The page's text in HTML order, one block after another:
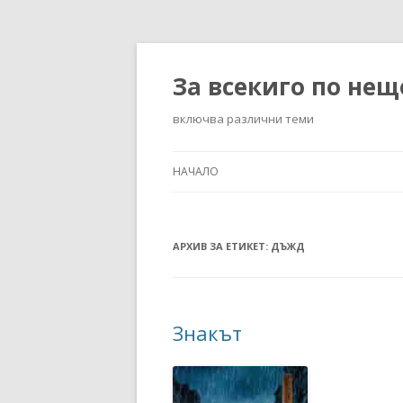
За всекиго по
включва различни теми
НАЧАЛО
АРХИВ ЗА ЕТИКЕТ: ДЪЖД
Знакът